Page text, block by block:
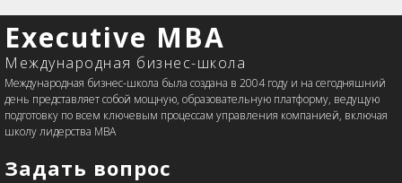
Executive MBA
Международная бизнес-школа
Международная бизнес-школа была создана в 2004 году и на сегодняшний
день представляет собой мощную, образовательную платформу, ведущую
подготовку по всем ключевым процессам управления компанией, включая
школу лидерства MBA
Задать вопрос